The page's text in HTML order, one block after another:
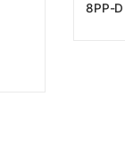
8PP-